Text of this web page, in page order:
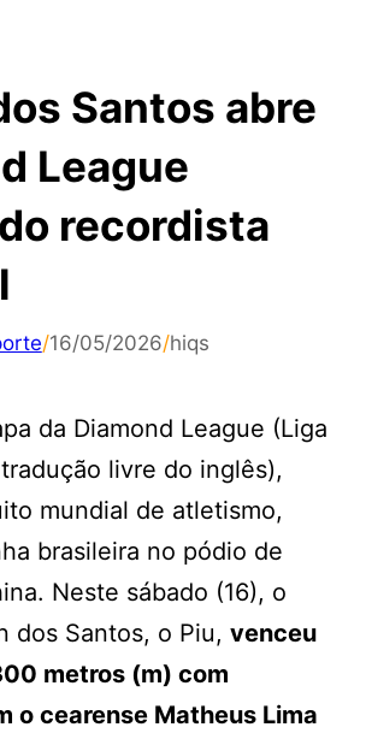
Santos abre
League
recordista
/16/05/2026/hiqs
da Diamond League (Liga
livre do inglês),
mundial de atletismo,
brasileira no pódio de
Neste sábado (16), o
dos Santos, o Piu, venceu
metros (m) com
o cearense Matheus Lima